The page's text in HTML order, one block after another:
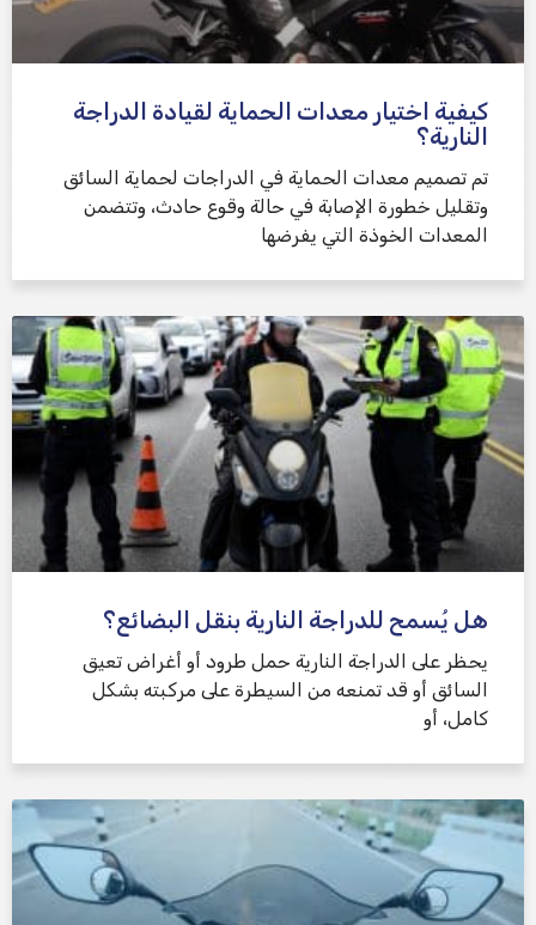
كيفية اختيار معدات الحماية لقيادة الدراجة
النارية؟
تم تصميم معدات الحماية في الدراجات لحماية السائق
وتقليل خطورة الإصابة في حالة وقوع حادث، وتتضمن
المعدات الخوذة التي يفرضها
هل يُسمح للدراجة النارية بنقل البضائع؟
يحظر على الدراجة النارية حمل طرود أو أغراض تعيق
السائق أو قد تمنعه من السيطرة على مركبته بشكل
كامل، أو